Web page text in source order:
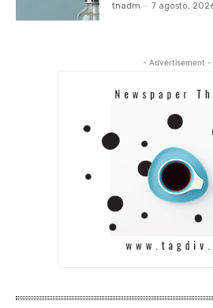
tnadm - 7 agosto,
- Advertisement -